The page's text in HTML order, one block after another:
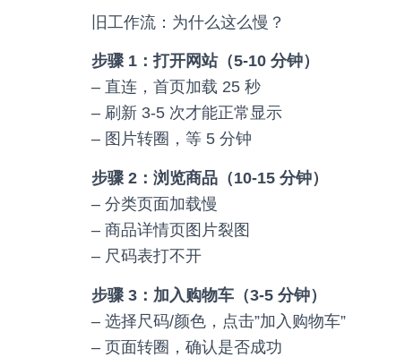
旧工作流：为什么这么慢？
步骤 1：打开网站（5-10 分钟）
– 直连，首页加载 25 秒
– 刷新 3-5 次才能正常显示
– 图片转圈，等 5 分钟
步骤 2：浏览商品（10-15 分钟）
– 分类页面加载慢
– 商品详情页图片裂图
– 尺码表打不开
步骤 3：加入购物车（3-5 分钟）
– 选择尺码/颜色，点击”加入购物车”
– 页面转圈，确认是否成功